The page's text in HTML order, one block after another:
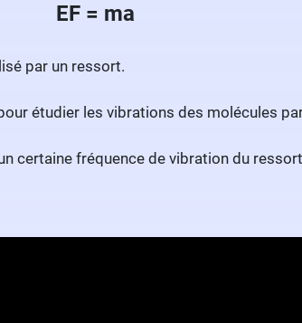
EF = ma
par un ressort.
étudier les vibrations des molécules
certaine fréquence de vibration du